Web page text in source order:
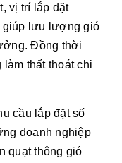
vị trí lắp đặt
giúp lưu lượng gió
Đồng thời
thất thoát chi
cầu lắp đặt số
doanh nghiệp
quạt thông gió